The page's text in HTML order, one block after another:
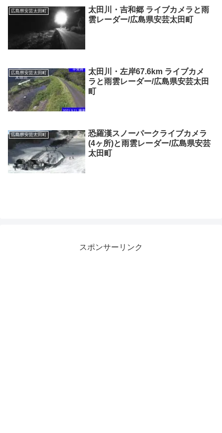
広島県安芸太田町
太田川・吉和郷 ライブカメラと雨
雲レーダー/広島県安芸太田町
広島県安芸太田町
太田川・左岸67.6km ライブカメ
ラと雨雲レーダー/広島県安芸太田
町
広島県安芸太田町
恐羅漢スノーパークライブカメラ
(4ヶ所)と雨雲レーダー/広島県安芸
太田町
スポンサーリンク